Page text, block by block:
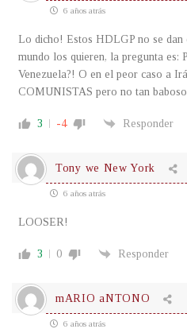
6 años atrás
Lo dicho! Estos HDLGP no se dan
mundo los quieren, la pregunta es:
Venezuela?! O en el peor caso a
COMUNISTAS pero no tan
3 -4 Responder
Tony we New York
6 años atrás
LOOSER!
3 0 Responder
mARIO aNTONO
6 años atrás